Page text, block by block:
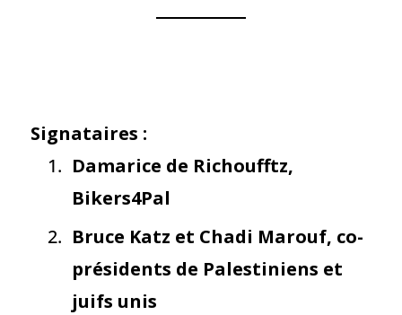
Signataires :
Damarice de Richoufftz,
Bikers4Pal
Bruce Katz et Chadi Marouf, co-
présidents de Palestiniens et
juifs unis